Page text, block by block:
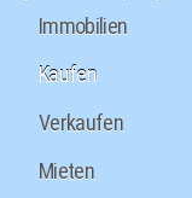
Immobilien
Kaufen
Verkaufen
Mieten